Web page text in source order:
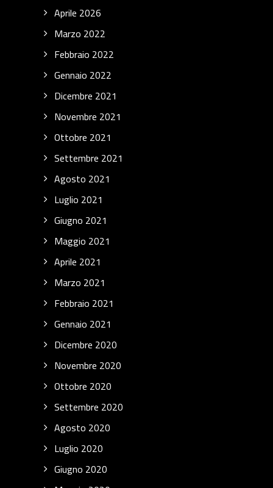
Aprile 2026
Marzo 2022
Febbraio 2022
Gennaio 2022
Dicembre 2021
Novembre 2021
Ottobre 2021
Settembre 2021
Agosto 2021
Luglio 2021
Giugno 2021
Maggio 2021
Aprile 2021
Marzo 2021
Febbraio 2021
Gennaio 2021
Dicembre 2020
Novembre 2020
Ottobre 2020
Settembre 2020
Agosto 2020
Luglio 2020
Giugno 2020